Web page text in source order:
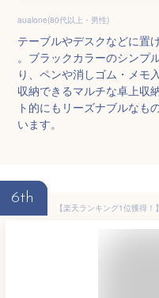
aualone(80代以上・男性)
テーブルやデスクなどに置
。ブラックカラーのシンプ
り、ペンや消しゴム・メモ
収納できるマルチな卓上収
ト的にもリーズナブルなも
います。
6th